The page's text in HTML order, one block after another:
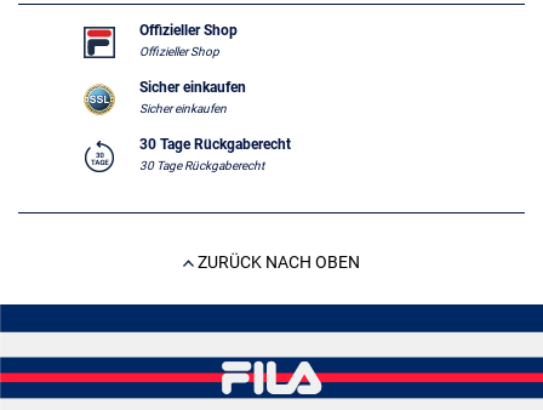
Offizieller Shop
Offizieller Shop
Sicher einkaufen
Sicher einkaufen
30 Tage Rückgaberecht
30 Tage Rückgaberecht
ZURÜCK NACH OBEN